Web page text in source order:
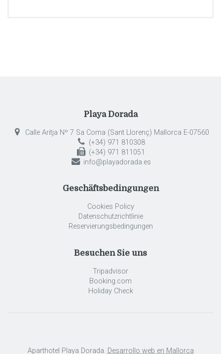
Playa Dorada
Calle Aritja Nº 7 Sa Coma (Sant Llorenç) Mallorca E-07560
(+34) 971 810308
(+34) 971 811051
info@playadorada.es
Geschäftsbedingungen
Cookies Policy
Datenschutzrichtlinie
Reservierungsbedingungen
Besuchen Sie uns
Tripadvisor
Booking.com
Holiday Check
Aparthotel Playa Dorada. Desarrollo web en Mallorca